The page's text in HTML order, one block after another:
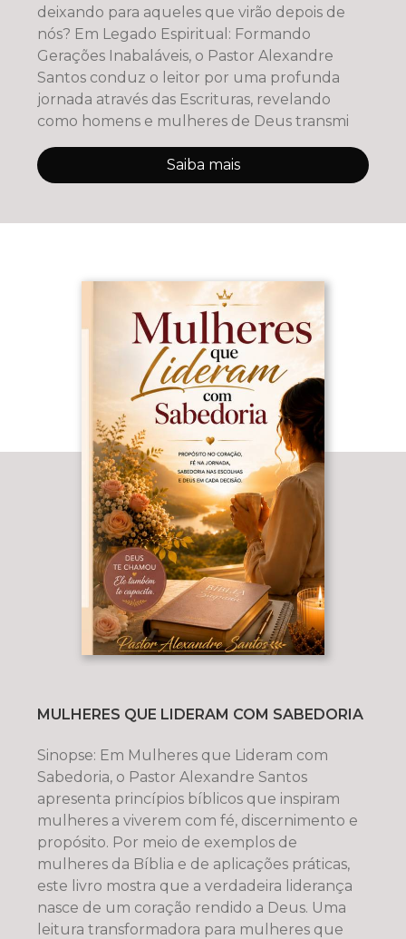
deixando para aqueles que virão depois de
nós? Em Legado Espiritual: Formando
Gerações Inabaláveis, o Pastor Alexandre
Santos conduz o leitor por uma profunda
jornada através das Escrituras, revelando
como homens e mulheres de Deus transmi
Saiba mais
MULHERES QUE LIDERAM COM SABEDORIA
Sinopse: Em Mulheres que Lideram com
Sabedoria, o Pastor Alexandre Santos
apresenta princípios bíblicos que inspiram
mulheres a viverem com fé, discernimento e
propósito. Por meio de exemplos de
mulheres da Bíblia e de aplicações práticas,
este livro mostra que a verdadeira liderança
nasce de um coração rendido a Deus. Uma
leitura transformadora para mulheres que